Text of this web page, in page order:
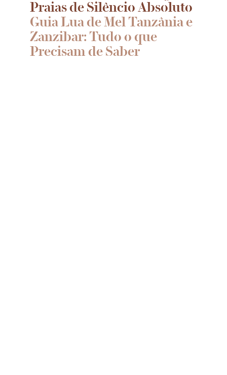
Praias de Silêncio Absoluto
Guia Lua de Mel Tanzânia e
Zanzibar: Tudo o que
Precisam de Saber